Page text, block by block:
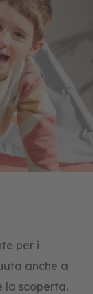
per i
anche a
la scoperta.